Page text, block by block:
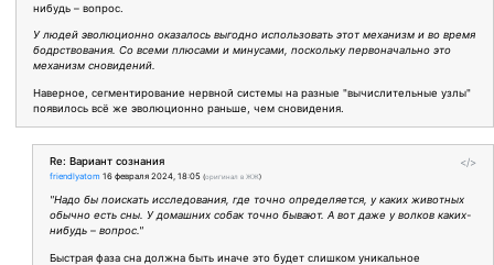
нибудь – вопрос.
У людей эволюционно оказалось выгодно использовать этот механизм и во время
бодрствования. Со всеми плюсами и минусами, поскольку первоначально это
механизм сновидений.
Наверное, сегментирование нервной системы на разные "вычислительные узлы"
появилось всё же эволюционно раньше, чем сновидения.
</>
Re: Вариант сознания
friendlyatom 16 февраля 2024, 18:05 (оригинал в ЖЖ)
"Надо бы поискать исследования, где точно определяется, у каких животных
обычно есть сны. У домашних собак точно бывают. А вот даже у волков каких-
нибудь – вопрос."
Быстрая фаза сна должна быть иначе это будет слишком уникальное